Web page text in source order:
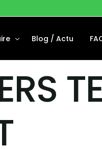
Blog / Actu